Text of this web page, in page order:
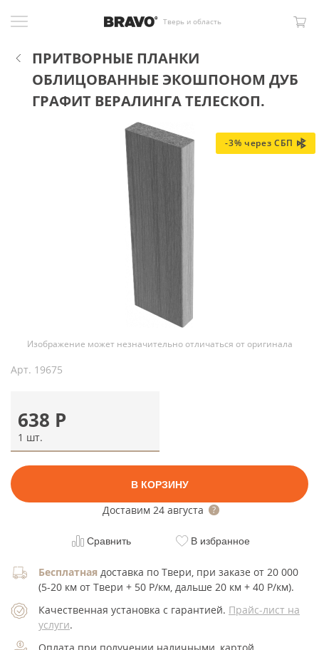
Тверь и область
ПРИТВОРНЫЕ ПЛАНКИ
ОБЛИЦОВАННЫЕ ЭКОШПОНОМ ДУБ
ГРАФИТ ВЕРАЛИНГА ТЕЛЕСКОП.
-3% через СБП
Изображение может незначительно отличаться от оригинала
Арт. 19675
638 Р
1 шт.
В КОРЗИНУ
Доставим 24 августа
Сравнить В избранное
Бесплатная доставка по Твери, при заказе от 20 000
(5-20 км от Твери + 50 Р/км, дальше 20 км + 40 Р/км).
Качественная установка с гарантией. Прайс-лист на
услуги.